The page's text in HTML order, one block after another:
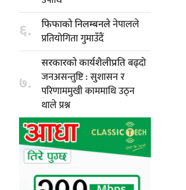
६. फिफाको निलम्बनलेनेपालले
प्रतियोगिता गुमाउँदैं
७.
सरकारको कार्यशैलीप्रतिबढ्दो
जनअसन्तुष्टि : सुशासन र
परिणाममुखी काममाथि उठ्न
थाले प्रश्न